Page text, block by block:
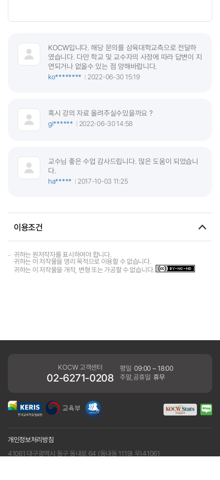
KOCW입니다. 해당 문의를 삼육대학교측으로 전달하
였습니다. 다만 학교 및 교수자의 사정에 따라 답변이 지
연되거나 없을수 있는 점 양해바랍니다.
ko********
2022-06-30 15:19
혹시 강의 자료 올려주실수있을까요 ?
gi******
2022-06-30 14:58
교수님 좋은 수업 감사드립니다. 많은 도움이 되었습니
다.
ha*****
2017-10-03 11:25
이용조건
귀하는 원저작자를 표시하여야 합니다.
귀하는 이 저작물을 영리 목적으로 이용할 수 없습니다.
귀하는 이 저작물을 개작, 변형 또는 가공할 수 없습니다.
KOCW 고객센터
02-6271-0208
평일 09:00 ~ 18:00
주말,공휴일 휴무
개인정보처리방침
41061 대구광역시 동구 동내로 64 (동내동 1119) 우)41061